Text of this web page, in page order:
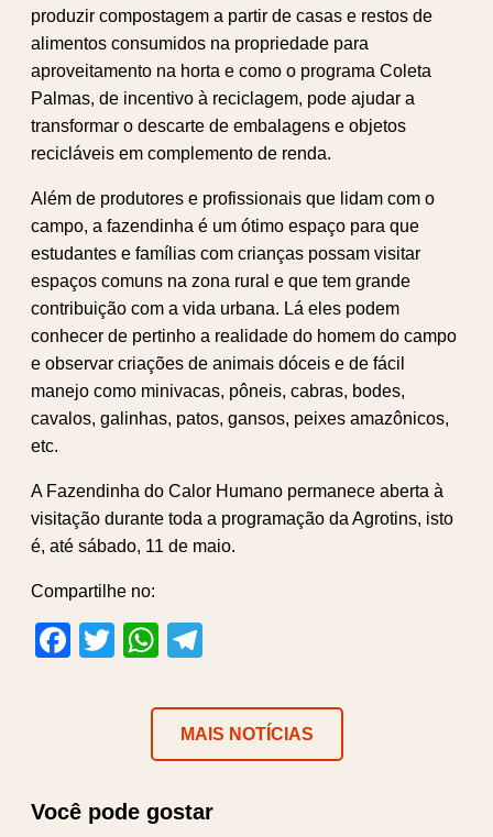
produzir compostagem a partir de casas e restos de
alimentos consumidos na propriedade para
aproveitamento na horta e como o programa Coleta
Palmas, de incentivo à reciclagem, pode ajudar a
transformar o descarte de embalagens e objetos
recicláveis em complemento de renda.
Além de produtores e profissionais que lidam com o
campo, a fazendinha é um ótimo espaço para que
estudantes e famílias com crianças possam visitar
espaços comuns na zona rural e que tem grande
contribuição com a vida urbana. Lá eles podem
conhecer de pertinho a realidade do homem do campo
e observar criações de animais dóceis e de fácil
manejo como minivacas, pôneis, cabras, bodes,
cavalos, galinhas, patos, gansos, peixes amazônicos,
etc.
A Fazendinha do Calor Humano permanece aberta à
visitação durante toda a programação da Agrotins, isto
é, até sábado, 11 de maio.
Compartilhe no:
Facebook
TwitterWhatsApp
MAIS NOTÍCIAS
Você pode gostar